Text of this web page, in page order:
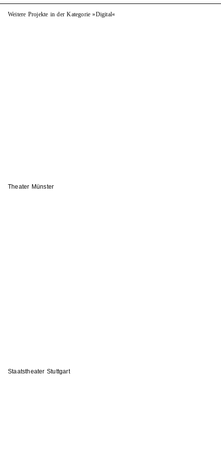
Weitere Projekte in der Kategorie »Digital«
Theater Münster
Staatstheater Stuttgart